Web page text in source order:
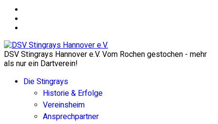
DSV Stingrays Hannover e.V. Vom Rochen gestochen - mehr
als nur ein Dartverein!
Die Stingrays
Historie & Erfolge
Vereinsheim
Ansprechpartner